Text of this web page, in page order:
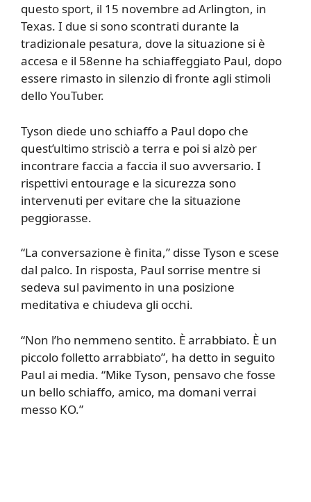
questo sport, il 15 novembre ad Arlington, in
Texas. I due si sono scontrati durante la
tradizionale pesatura, dove la situazione si è
accesa e il 58enne ha schiaffeggiato Paul, dopo
essere rimasto in silenzio di fronte agli stimoli
dello YouTuber.
Tyson diede uno schiaffo a Paul dopo che
quest’ultimo strisciò a terra e poi si alzò per
incontrare faccia a faccia il suo avversario. I
rispettivi entourage e la sicurezza sono
intervenuti per evitare che la situazione
peggiorasse.
“La conversazione è finita,” disse Tyson e scese
dal palco. In risposta, Paul sorrise mentre si
sedeva sul pavimento in una posizione
meditativa e chiudeva gli occhi.
“Non l’ho nemmeno sentito. È arrabbiato. È un
piccolo folletto arrabbiato”, ha detto in seguito
Paul ai media. “Mike Tyson, pensavo che fosse
un bello schiaffo, amico, ma domani verrai
messo KO.”